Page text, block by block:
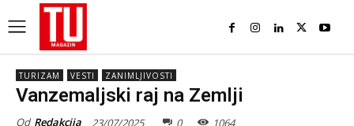
TURIZAM VESTI ZANIMLJIVOSTI
Vanzemaljski raj na Zemlji
Od Redakcija 23/07/2025 0 1064